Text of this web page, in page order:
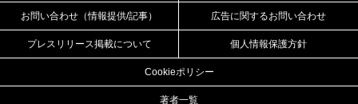
お問い合わせ（情報提供/記事） 広告に関するお問い合わせ
プレスリリース掲載について 個人情報保護方針
Cookieポリシー
著者一覧